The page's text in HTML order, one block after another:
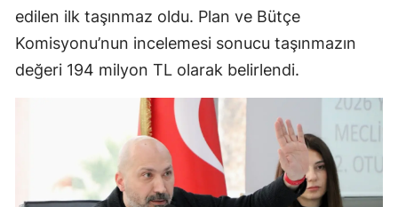
edilen ilk taşınmaz oldu. Plan ve Bütçe
Komisyonu’nun incelemesi sonucu taşınmazın
değeri 194 milyon TL olarak belirlendi.